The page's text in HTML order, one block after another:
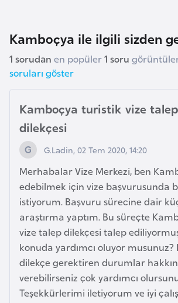
Kamboçya ile ilgili sizden
1 sorudan en popüler1 soru
soruları göster
Kamboçya turistik vize talep
dilekçesi
G.Ladin, 02 Tem 2020, 14:20
Merhabalar Vize Merkezi, ben
edebilmek için vize başvurusunda
istiyorum. Başvuru sürecine dair
araştırma yaptım. Bu süreçte
vize talep dilekçesi talep
konuda yardımcı oluyor musunuz?
dilekçe gerektiren durumlar
verebilirseniz çok yardımcı
Teşekkürlerimi iletiyorum ve iyi
u
g
a
i
s
t
a
n
B
u
r
k
i
n
a